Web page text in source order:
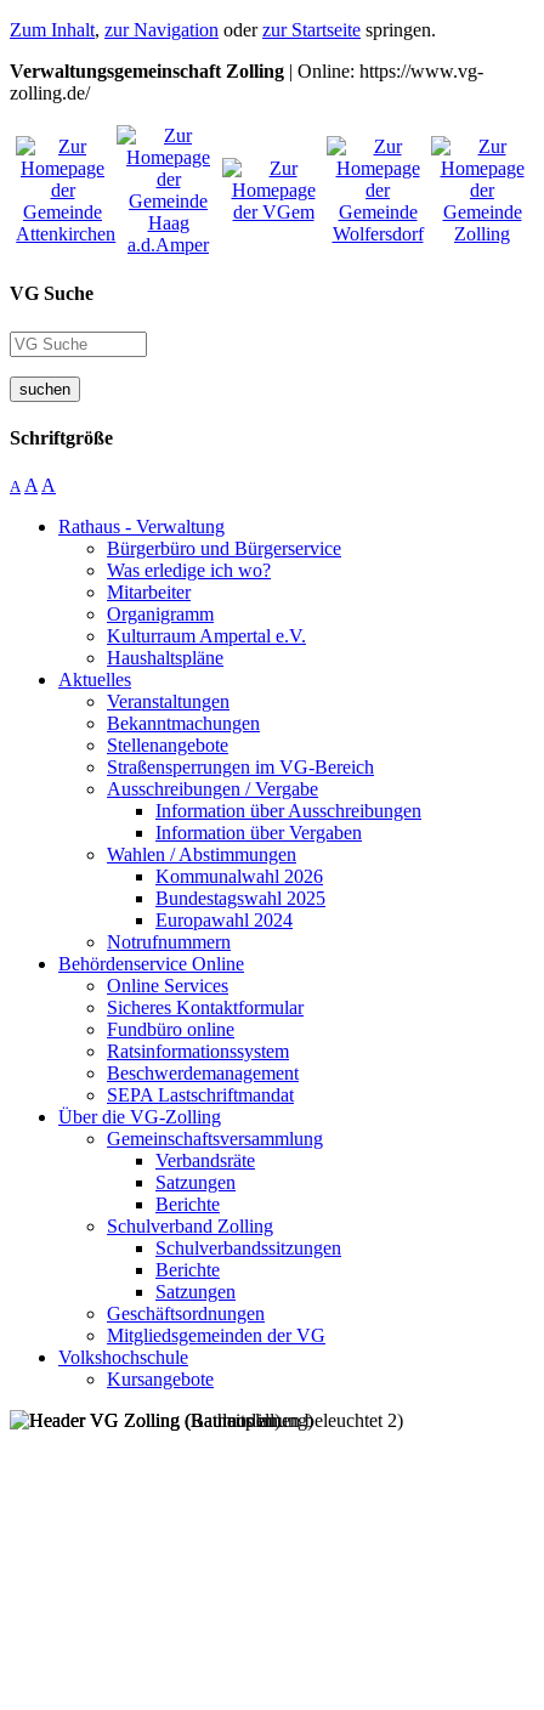
Zum Inhalt, zur Navigation oderzur Startseite springen.
Verwaltungsgemeinschaft Zolling | Online: https://www.vg-
zolling.de/
VG Suche
suchen
Schriftgröße
A A A
Rathaus - Verwaltung
Bürgerbüro und Bürgerservice
Was erledige ich wo?
Mitarbeiter
Organigramm
Kulturraum Ampertal e.V.
Haushaltspläne
Aktuelles
Veranstaltungen
Bekanntmachungen
Stellenangebote
Straßensperrungen im VG-Bereich
Ausschreibungen / Vergabe
Information über Ausschreibungen
Information über Vergaben
Wahlen / Abstimmungen
Kommunalwahl 2026
Bundestagswahl 2025
Europawahl 2024
Notrufnummern
Behördenservice Online
Online Services
Sicheres Kontaktformular
Fundbüro online
Ratsinformationssystem
Beschwerdemanagement
SEPA Lastschriftmandat
Über die VG-Zolling
Gemeinschaftsversammlung
Verbandsräte
Satzungen
Berichte
Schulverband Zolling
Schulverbandssitzungen
Berichte
Satzungen
Geschäftsordnungen
Mitgliedsgemeinden der VG
Volkshochschule
Kursangebote